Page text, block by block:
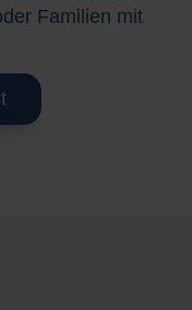
Familien mit